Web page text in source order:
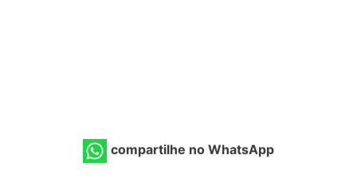
compartilhe no WhatsApp